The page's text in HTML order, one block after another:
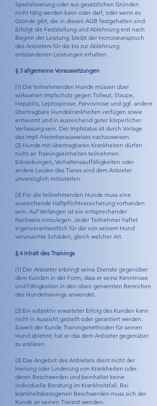
Spezialisierung oder aus gesetzlichen Gründen
nicht tätig werden kann oder darf, oder wenn es
Gründe gibt, die in diesen AGB festgehalten sind.
Erfolgt die Feststellung und Ablehnung erst nach
Beginn der Leistung, bleibt der Honoraranspruch
des Anbieters für die bis zur Ablehnung
entstandenen Leistungen erhalten.
§ 3 allgemeine Voraussetzungen
(1) Die teilnehmenden Hunde müssen über
wirksamen Impfschutz gegen Tollwut, Staupe,
Hepatitis, Leptospirose, Parvovirose und ggf. andere
übertragbare Hundekrankheiten verfügen sowie
entwurmt und in ausreichend guter körperlicher
Verfassung sein. Der Impfstatus ist durch Vorlage
des Impf-/Heimtierausweises nachzuweisen.
(2) Hunde mit übertragbaren Krankheiten dürfen
nicht an Trainingseinheiten teilnehmen.
Erkrankungen, Verhaltensauffälligkeiten oder
andere Leiden des Tieres sind dem Anbieter
unverzüglich mitzuteilen.
(3) Für die teilnehmenden Hunde muss eine
ausreichende Haftpflichtversicherung vorhanden
sein. Auf Verlangen ist ein entsprechender
Nachweis vorzulegen. Jeder Teilnehmer haftet
eigenverantwortlich für die von seinem Hund
verursachte Schäden, gleich welcher Art.
§ 4 Inhalt des Trainings
(1) Der Anbieter erbringt seine Dienste gegenüber
dem Kunden in der Form, dass er seine Kenntnisse
und Fähigkeiten in den oben genannten Bereichen
des Hundetrainings anwendet.
(2) Ein subjektiv erwarteter Erfolg des Kunden kann
nicht in Aussicht gestellt oder garantiert werden.
Soweit der Kunde Trainingsmethoden für seinen
Hund ablehnt, hat er das dem Anbieter gegenüber
zu erklären.
(3) Das Angebot des Anbieters dient nicht der
Heilung oder Linderung von Krankheiten oder
deren Beschwerden und beinhaltet keine
individuelle Beratung im Krankheitsfall. Bei
krankheitsbezogenen Beschwerden muss sich der
Kunde an seinen Tierarzt wenden.